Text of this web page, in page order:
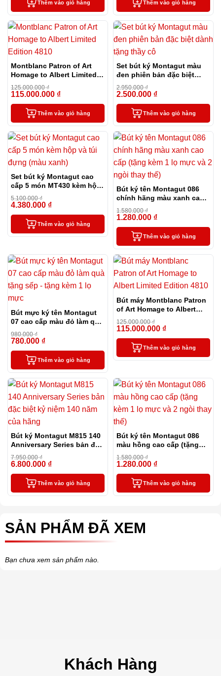
Thêm vào giỏ hàng Thêm vào giỏ hàng
Montblanc Patron of Art
Homage to Albert Limited
Edition 4810
125.000.000₫
115.000.000 ₫
Thêm vào giỏ hàng
Set bút ký Montagut màu
đen phiên bản đặc biệt
dành tặng thầy cô
2.950.000₫
2.500.000 ₫
Thêm vào giỏ hàng
Set bút ký Montagut cao
cấp 5 món MT430 kèm hộp
và túi đựng màu xanh
5.100.000₫
4.380.000 ₫
Thêm vào giỏ hàng
Bút ký tên Montagut 086
chính hãng màu xanh cao
cấp (tặng kèm 1 lọ mực và
2 ngòi thay thế)
1.580.000₫
1.280.000 ₫
Thêm vào giỏ hàng
Bút mực ký tên Montagut
07 cao cấp màu đỏ làm quà
tặng sếp – tặng kèm 1 lọ
mực
980.000₫
780.000 ₫
Thêm vào giỏ hàng
Bút máy Montblanc Patron
of Art Homage to Albert
Limited Edition 4810
125.000.000₫
115.000.000 ₫
Thêm vào giỏ hàng
Bút ký Montagut M815 140
Anniversary Series bản đặc
biệt kỷ niệm 140 năm của
hãng
7.950.000₫
6.800.000 ₫
Thêm vào giỏ hàng
Bút ký tên Montagut 086
màu hồng cao cấp (tặng
kèm 1 lọ mực và 2 ngòi
thay thế)
1.580.000₫
1.280.000 ₫
Thêm vào giỏ hàng
SẢN PHẨM ĐÃ XEM
Bạn chưa xem sản phẩm nào.
Khách Hàng